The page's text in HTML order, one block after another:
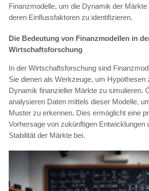
Finanzmodelle, um die Dynamik der
deren Einflussfaktoren zu identifizieren.
Die Bedeutung von Finanzmodellen in
Wirtschaftsforschung
In der Wirtschaftsforschung sind
Sie dienen als Werkzeuge, um Hypothesen
Dynamik finanzieller Märkte zu simulieren.
analysieren Daten mittels dieser Modelle,
Muster zu erkennen. Dies ermöglicht eine
Vorhersage von zukünftigen Entwicklungen
Stabilität der Märkte bei.